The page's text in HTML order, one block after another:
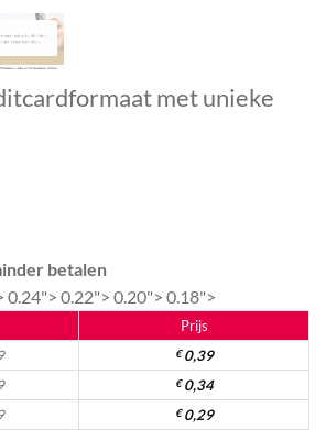
met unieke
betalen
0.24"> 0.22"> 0.20"> 0.18">
Prijs
€0,39
€0,34
€0,29